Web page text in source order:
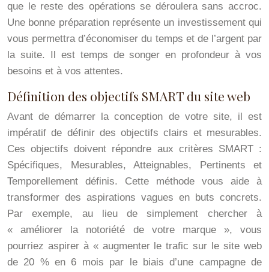
que le reste des opérations se déroulera sans accroc.
Une bonne préparation représente un investissement qui
vous permettra d’économiser du temps et de l’argent par
la suite. Il est temps de songer en profondeur à vos
besoins et à vos attentes.
Définition des objectifs SMART du site web
Avant de démarrer la conception de votre site, il est
impératif de définir des objectifs clairs et mesurables.
Ces objectifs doivent répondre aux critères SMART :
Spécifiques, Mesurables, Atteignables, Pertinents et
Temporellement définis. Cette méthode vous aide à
transformer des aspirations vagues en buts concrets.
Par exemple, au lieu de simplement chercher à
« améliorer la notoriété de votre marque », vous
pourriez aspirer à « augmenter le trafic sur le site web
de 20 % en 6 mois par le biais d’une campagne de